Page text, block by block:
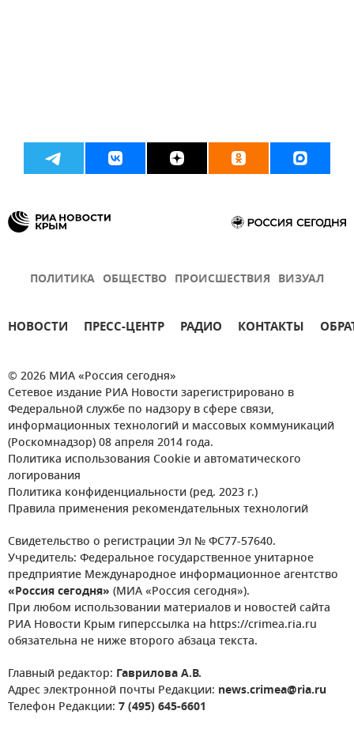
ПОЛИТИКА ОБЩЕСТВО ПРОИСШЕСТВИЯ ВИЗУАЛ
НОВОСТИ ПРЕСС-ЦЕНТР РАДИО КОНТАКТЫ
© 2026 МИА «Россия сегодня»
Сетевое издание РИА Новости зарегистрировано в
Федеральной службе по надзору в сфере связи,
информационных технологий и массовых коммуникаций
(Роскомнадзор) 08 апреля 2014 года.
Политика использования Cookie и автоматического
логирования
Политика конфиденциальности (ред. 2023 г.)
Правила применения рекомендательных технологий
Свидетельство о регистрации Эл № ФС77-57640.
Учредитель: Федеральное государственное унитарное
предприятие Международное информационное агентство
«Россия сегодня» (МИА «Россия сегодня»).
При любом использовании материалов и новостей сайта
РИА Новости Крым гиперссылка на https://crimea.ria.ru
обязательна не ниже второго абзаца текста.
Главный редактор: Гаврилова А.В.
Адрес электронной почты Редакции: news.crimea@ria.ru
Телефон Редакции: 7 (495) 645-6601